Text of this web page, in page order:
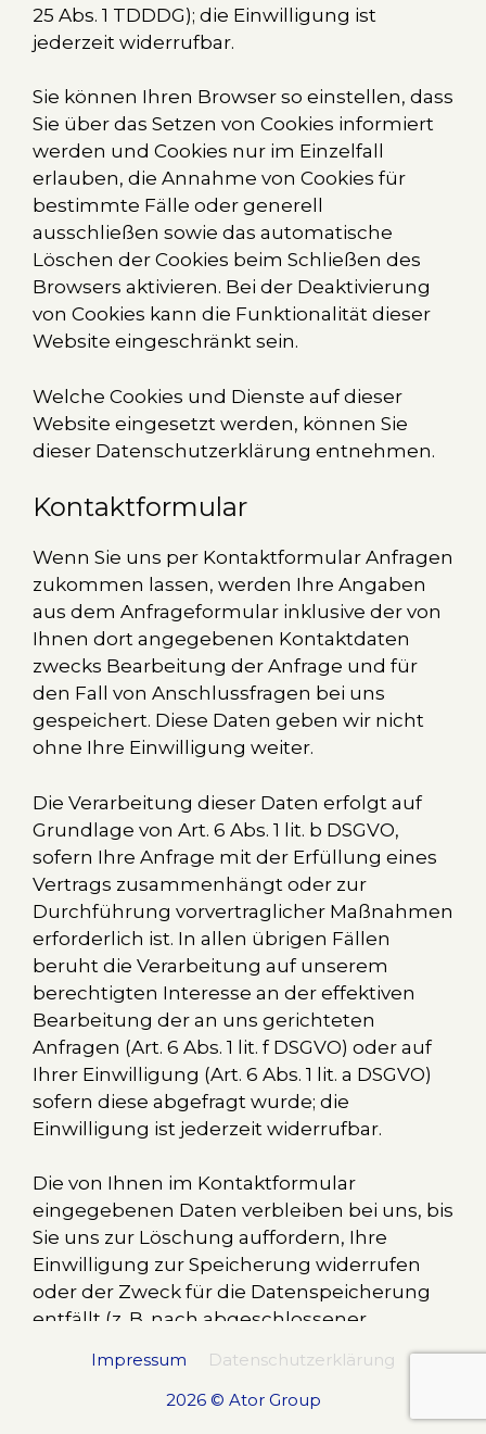
25 Abs. 1 TDDDG); die Einwilligung ist
jederzeit widerrufbar.
Sie können Ihren Browser so einstellen, dass
Sie über das Setzen von Cookies informiert
werden und Cookies nur im Einzelfall
erlauben, die Annahme von Cookies für
bestimmte Fälle oder generell
ausschließen sowie das automatische
Löschen der Cookies beim Schließen des
Browsers aktivieren. Bei der Deaktivierung
von Cookies kann die Funktionalität dieser
Website eingeschränkt sein.
Welche Cookies und Dienste auf dieser
Website eingesetzt werden, können Sie
dieser Datenschutzerklärung entnehmen.
Kontaktformular
Wenn Sie uns per Kontaktformular Anfragen
zukommen lassen, werden Ihre Angaben
aus dem Anfrageformular inklusive der von
Ihnen dort angegebenen Kontaktdaten
zwecks Bearbeitung der Anfrage und für
den Fall von Anschlussfragen bei uns
gespeichert. Diese Daten geben wir nicht
ohne Ihre Einwilligung weiter.
Die Verarbeitung dieser Daten erfolgt auf
Grundlage von Art. 6 Abs. 1 lit. b DSGVO,
sofern Ihre Anfrage mit der Erfüllung eines
Vertrags zusammenhängt oder zur
Durchführung vorvertraglicher Maßnahmen
erforderlich ist. In allen übrigen Fällen
beruht die Verarbeitung auf unserem
berechtigten Interesse an der effektiven
Bearbeitung der an uns gerichteten
Anfragen (Art. 6 Abs. 1 lit. f DSGVO) oder auf
Ihrer Einwilligung (Art. 6 Abs. 1 lit. a DSGVO)
sofern diese abgefragt wurde; die
Einwilligung ist jederzeit widerrufbar.
Die von Ihnen im Kontaktformular
eingegebenen Daten verbleiben bei uns, bis
Sie uns zur Löschung auffordern, Ihre
Einwilligung zur Speicherung widerrufen
oder der Zweck für die Datenspeicherung
entfällt (z. B. nach abgeschlossener
gesetzliche Bestimmungen – insbesondere
Aufbewahrungsfristen – bleiben unberührt.
Impressum
Datenschutzerklärung
2026 © Ator Group